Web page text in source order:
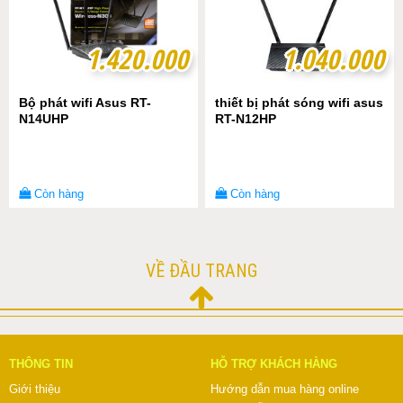
1.420.000
1.420.000
Bộ phát wifi Asus RT-
N14UHP
Còn hàng
1.040.000
1.040.000
thiết bị phát sóng wifi asus
RT-N12HP
Còn hàng
VỀ ĐẦU TRANG
THÔNG TIN
Giới thiệu
HỖ TRỢ KHÁCH HÀNG
Hướng dẫn mua hàng online